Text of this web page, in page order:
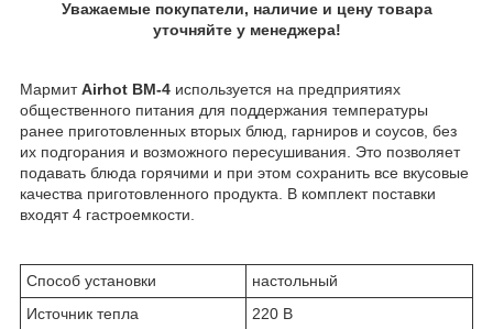
Уважаемые покупатели, наличие и цену товара
уточняйте у менеджера!
МармитAirhot BM-4 используется на предприятиях
общественного питания для поддержания температуры
ранее приготовленных вторых блюд, гарниров и соусов, без
их подгорания и возможного пересушивания. Это позволяет
подавать блюда горячими и при этом сохранить все вкусовые
качества приготовленного продукта. В комплект поставки
входят 4 гастроемкости.
Способ установки
настольный
Источник тепла
220 В